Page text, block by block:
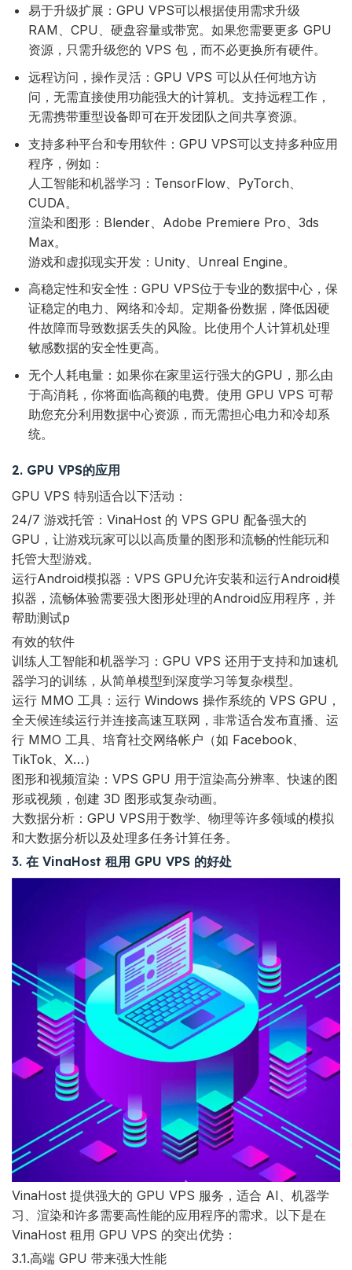
易于升级扩展：GPU VPS可以根据使用需求升级
RAM、CPU、硬盘容量或带宽。如果您需要更多 GPU
资源，只需升级您的 VPS 包，而不必更换所有硬件。
远程访问，操作灵活：GPU VPS 可以从任何地方访
问，无需直接使用功能强大的计算机。支持远程工作，
无需携带重型设备即可在开发团队之间共享资源。
支持多种平台和专用软件：GPU VPS可以支持多种应用
程序，例如：
人工智能和机器学习：TensorFlow、PyTorch、
CUDA。
渲染和图形：Blender、Adobe Premiere Pro、3ds
Max。
游戏和虚拟现实开发：Unity、Unreal Engine。
高稳定性和安全性：GPU VPS位于专业的数据中心，保
证稳定的电力、网络和冷却。定期备份数据，降低因硬
件故障而导致数据丢失的风险。比使用个人计算机处理
敏感数据的安全性更高。
无个人耗电量：如果你在家里运行强大的GPU，那么由
于高消耗，你将面临高额的电费。使用 GPU VPS 可帮
助您充分利用数据中心资源，而无需担心电力和冷却系
统。
2. GPU VPS的应用
GPU VPS 特别适合以下活动：
24/7 游戏托管：VinaHost 的 VPS GPU 配备强大的
GPU，让游戏玩家可以以高质量的图形和流畅的性能玩和
托管大型游戏。
运行Android模拟器：VPS GPU允许安装和运行Android模
拟器，流畅体验需要强大图形处理的Android应用程序，并
帮助测试p
有效的软件
训练人工智能和机器学习：GPU VPS 还用于支持和加速机
器学习的训练，从简单模型到深度学习等复杂模型。
运行 MMO 工具：运行 Windows 操作系统的 VPS GPU，
全天候连续运行并连接高速互联网，非常适合发布直播、运
行 MMO 工具、培育社交网络帐户（如 Facebook、
TikTok、X…）
图形和视频渲染：VPS GPU 用于渲染高分辨率、快速的图
形或视频，创建 3D 图形或复杂动画。
大数据分析：GPU VPS用于数学、物理等许多领域的模拟
和大数据分析以及处理多任务计算任务。
3. 在 VinaHost 租用 GPU VPS 的好处
VinaHost 提供强大的 GPU VPS 服务，适合 AI、机器学
习、渲染和许多需要高性能的应用程序的需求。以下是在
VinaHost 租用 GPU VPS 的突出优势：
3.1.高端 GPU 带来强大性能